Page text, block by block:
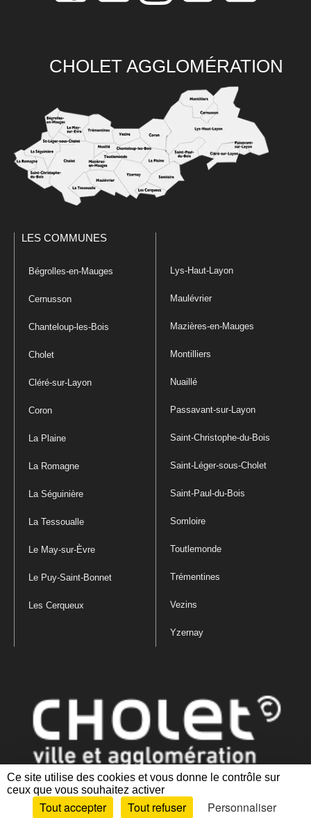
Ce site utilise des cookies et vous donne le contrôle sur
ceux que vous souhaitez activer
Tout accepter Tout refuser Personnaliser
CHOLET AGGLOMÉRATION
LES COMMUNES
Bégrolles-en-Mauges
Cernusson
Chanteloup-les-Bois
Cholet
Cléré-sur-Layon
Coron
La Plaine
La Romagne
La Séguinière
La Tessoualle
Le May-sur-Èvre
Le Puy-Saint-Bonnet
Les Cerqueux
Lys-Haut-Layon
Maulévrier
Mazières-en-Mauges
Montilliers
Nuaillé
Passavant-sur-Layon
Saint-Christophe-du-Bois
Saint-Léger-sous-Cholet
Saint-Paul-du-Bois
Somloire
Toutlemonde
Trémentines
Vezins
Yzernay
Mentions légales|Politique de confidentialité
des cookies |Plan du site Accessibilité : partiellement conforme